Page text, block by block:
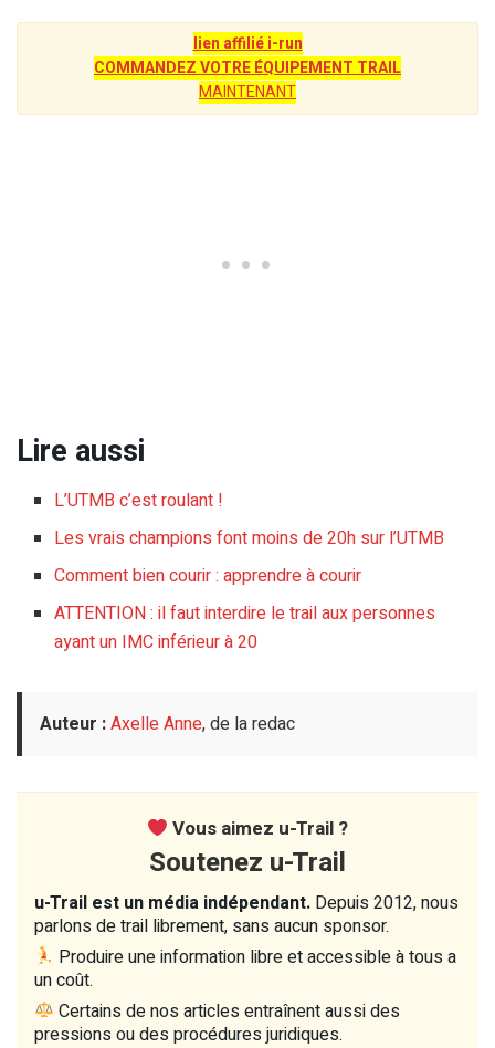
lien affilié i-run
COMMANDEZ VOTRE ÉQUIPEMENT TRAIL
MAINTENANT
Lire aussi
L’UTMB c’est roulant !
Les vrais champions font moins de 20h sur l’UTMB
Comment bien courir : apprendre à courir
ATTENTION : il faut interdire le trail aux personnes
ayant un IMC inférieur à 20
Auteur :Axelle Anne, de la redac
Vous aimez u-Trail ?
Soutenez u-Trail
u-Trail est un média indépendant. Depuis 2012, nous
parlons de trail librement, sans aucun sponsor.
Produire une information libre et accessible à tous a
un coût.
Certains de nos articles entraînent aussi des
pressions ou des procédures juridiques.